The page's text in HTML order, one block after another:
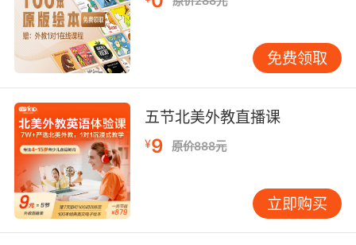
免费领取
五节北美外教直播课
¥9 原价888元
立即购买